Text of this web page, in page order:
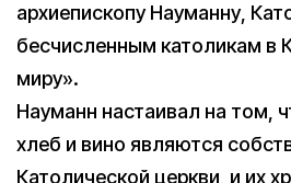
архиепископу Науманну,
бесчисленным католикам в
миру».
Науманн настаивал на том,
хлеб и вино являются
Католической церкви, и их